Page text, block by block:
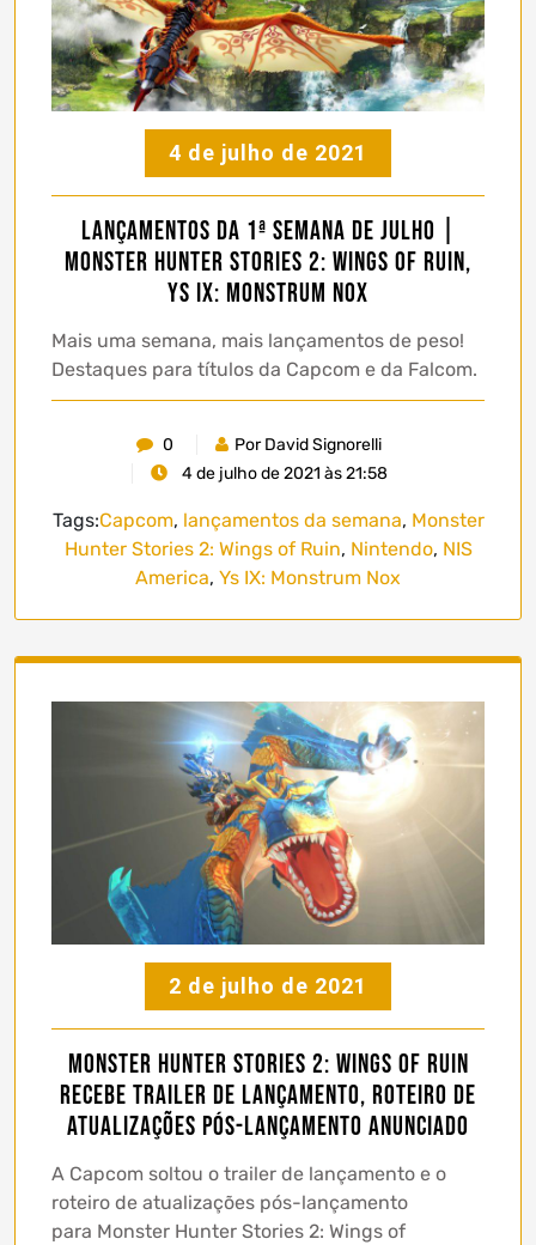
4 de julho de 2021
Lançamentos da 1ª Semana de Julho |
Monster Hunter Stories 2: Wings of Ruin,
Ys IX: Monstrum Nox
Mais uma semana, mais lançamentos de peso!
Destaques para títulos da Capcom e da Falcom.
0
Por David Signorelli
4 de julho de 2021 às 21:58
Tags:Capcom, lançamentos da semana, Monster
Hunter Stories 2: Wings of Ruin, Nintendo, NIS
America, Ys IX: Monstrum Nox
2 de julho de 2021
Monster Hunter Stories 2: Wings of Ruin
recebe trailer de lançamento, roteiro de
atualizações pós-lançamento anunciado
A Capcom soltou o trailer de lançamento e o
roteiro de atualizações pós-lançamento
para Monster Hunter Stories 2: Wings of